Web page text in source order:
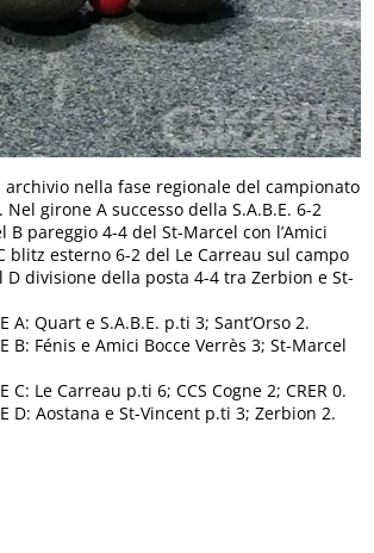
nella fase regionale del campionato
girone A successo della S.A.B.E. 6-2
B pareggio 4-4 del St-Marcel con l’Amici
blitz esterno 6-2 del Le Carreau sul campo
D divisione della posta 4-4 tra Zerbion e St-
A: Quart e S.A.B.E. p.ti 3; Sant’Orso 2.
B: Fénis e Amici Bocce Verrès 3; St-Marcel
C: Le Carreau p.ti 6; CCS Cogne 2; CRER 0.
D: Aostana e St-Vincent p.ti 3; Zerbion 2.